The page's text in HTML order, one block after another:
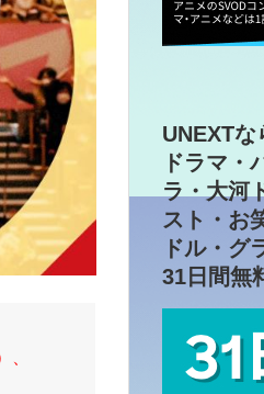
UNEXTな
ドラマ・
ラ・大河
スト・お
ドル・グ
31日間無